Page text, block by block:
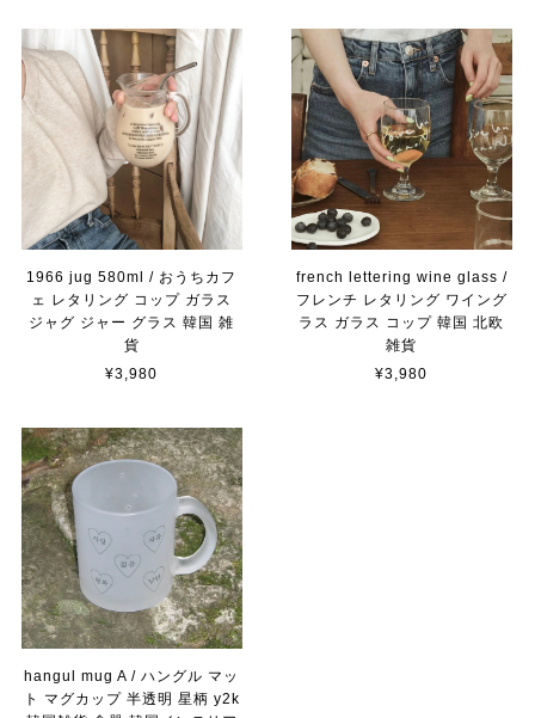
1966 jug 580ml / おうちカフ
ェ レタリング コップ ガラス
ジャグ ジャー グラス 韓国 雑
貨
¥3,980
french lettering wine glass /
フレンチ レタリング ワイング
ラス ガラス コップ 韓国 北欧
雑貨
¥3,980
hangul mug A / ハングル マッ
ト マグカップ 半透明 星柄 y2k